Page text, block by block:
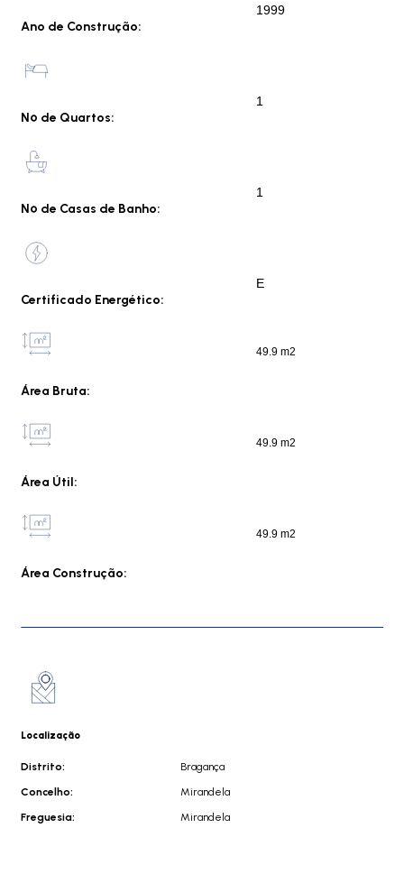
Ano de Construção:
1999
Nº de Quartos:
1
Nº de Casas de Banho:
1
Certificado Energético:
E
Área Bruta:
49.9 m2
Área Útil:
49.9 m2
Área Construção:
49.9 m2
Localização
Distrito:
Bragança
Concelho:
Mirandela
Freguesia:
Mirandela